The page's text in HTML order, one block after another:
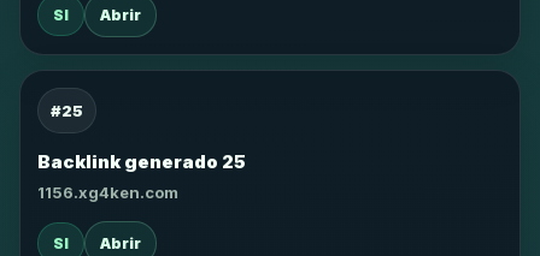
SI Abrir
#25
Backlink generado 25
1156.xg4ken.com
SI Abrir